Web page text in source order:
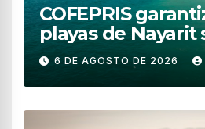
COFEPRIS
playas de Nayarit
para uso
6 DE AGOSTO DE 2026